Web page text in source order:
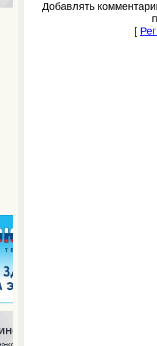
Добавлять
[